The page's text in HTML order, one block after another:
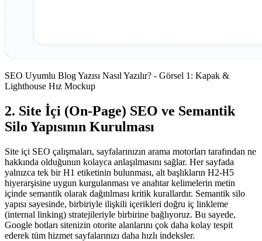
SEO Uyumlu Blog Yazısı Nasıl Yazılır? - Görsel 1: Kapak &
Lighthouse Hız Mockup
2. Site İçi (On-Page) SEO ve Semantik
Silo Yapısının Kurulması
Site içi SEO çalışmaları, sayfalarınızın arama motorları tarafından ne
hakkında olduğunun kolayca anlaşılmasını sağlar. Her sayfada
yalnızca tek bir H1 etiketinin bulunması, alt başlıkların H2-H5
hiyerarşisine uygun kurgulanması ve anahtar kelimelerin metin
içinde semantik olarak dağıtılması kritik kurallardır. Semantik silo
yapısı sayesinde, birbiriyle ilişkili içerikleri doğru iç linkleme
(internal linking) stratejileriyle birbirine bağlıyoruz. Bu sayede,
Google botları sitenizin otorite alanlarını çok daha kolay tespit
ederek tüm hizmet sayfalarınızı daha hızlı indeksler.